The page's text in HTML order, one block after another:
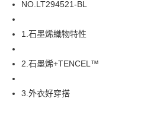
全家取貨付款
每筆NT$80，滿NT$1,000(含以上)免運費
付款後全家取貨
7-11取貨付款
NO.LT294521-BL
1.石墨烯織物特性
2.石墨烯+TENCEL™
3.外衣好穿搭